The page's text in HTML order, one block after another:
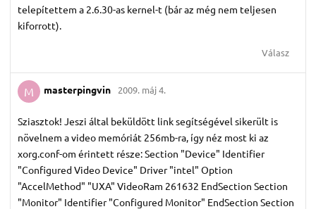
telepítettem a 2.6.30-as kernel-t (bár az még nem teljesen
kiforrott).
Válasz
M masterpingvin 2009. máj 4.
Sziasztok! Jeszi által beküldött link segítségével sikerült is
növelnem a video memóriát 256mb-ra, így néz most ki az
xorg.conf-om érintett része: Section "Device" Identifier
"Configured Video Device" Driver "intel" Option
"AccelMethod" "UXA" VideoRam 261632 EndSection Section
"Monitor" Identifier "Configured Monitor" EndSection Section